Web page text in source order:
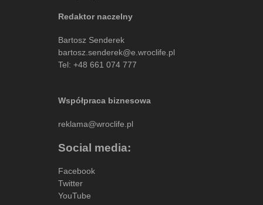
Redaktor naczelny
Bartosz Senderek
bartosz.senderek@e.wroclife.pl
Tel: +48 661 074 777
Współpraca biznesowa
reklama@wroclife.pl
Social media:
Facebook
Twitter
YouTube